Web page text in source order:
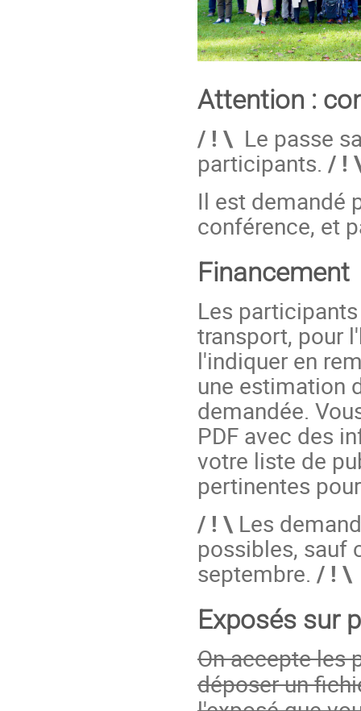
Attention :
/ ! \ Le passe
participants. / !
Il est demandé
conférence, et
Financement
Les
transport, pour
l'indiquer en
une estimation
demandée.
PDF avec des
votre liste de
pertinentes
/ ! \ Les
possibles, sauf
septembre. / ! \
Exposés sur
On accepte les
déposer un